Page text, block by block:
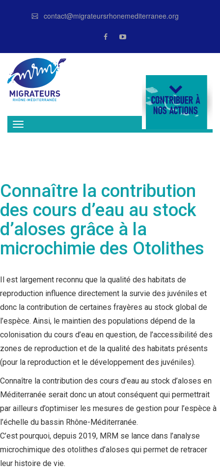
contact@migrateursrhonemediterranee.org
DONATE
Connaître la contribution
des cours d’eau au stock
d’aloses grâce à la
microchimie des Otolithes
Il est largement reconnu que la qualité des habitats de
reproduction influence directement la survie des juvéniles et
donc la contribution de certaines frayères au stock global de
l’espèce. Ainsi, le maintien des populations dépend de la
colonisation du cours d’eau en question, de l’accessibilité des
zones de reproduction et de la qualité des habitats présents
(pour la reproduction et le développement des juvéniles).
Connaître la contribution des cours d’eau au stock d’aloses en
Méditerranée serait donc un atout conséquent qui permettrait
par ailleurs d’optimiser les mesures de gestion pour l’espèce à
l’échelle du bassin Rhône-Méditerranée.
C’est pourquoi, depuis 2019, MRM se lance dans l’analyse
microchimique des otolithes d’aloses qui permet de retracer
leur histoire de vie.